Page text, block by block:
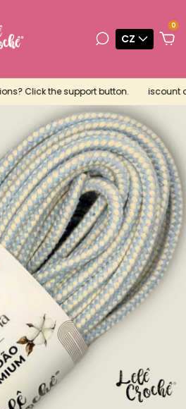
CZ
0
Click the support button. iscount